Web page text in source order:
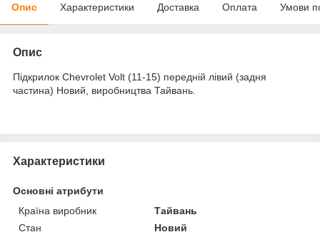
Опис Характеристики Доставка Оплата Умови
Опис
Підкрилок Chevrolet Volt (11-15) передній лівий (задня
частина) Новий, виробництва Тайвань.
Характеристики
Основні атрибути
Країна виробник
Тайвань
Стан
Новий